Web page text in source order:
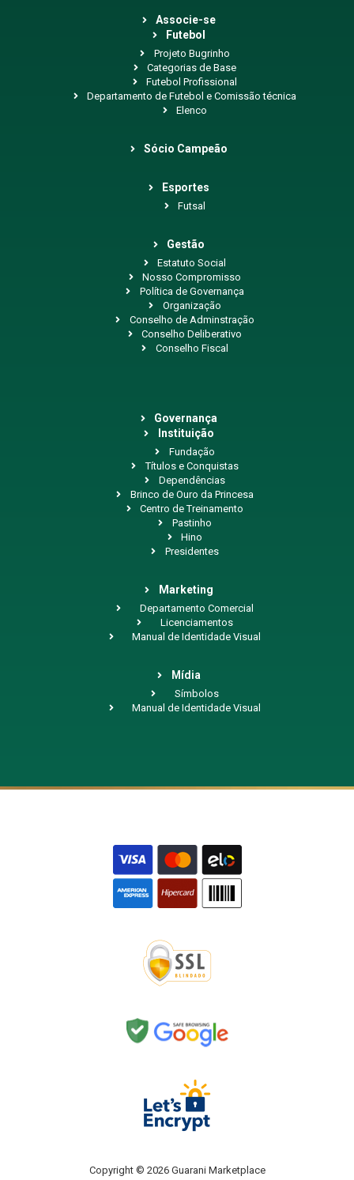
Associe-se
Futebol
Projeto Bugrinho
Categorias de Base
Futebol Profissional
Departamento de Futebol e Comissão técnica
Elenco
Sócio Campeão
Esportes
Futsal
Gestão
Estatuto Social
Nosso Compromisso
Política de Governança
Organização
Conselho de Adminstração
Conselho Deliberativo
Conselho Fiscal
Governança
Instituição
Fundação
Títulos e Conquistas
Dependências
Brinco de Ouro da Princesa
Centro de Treinamento
Pastinho
Hino
Presidentes
Marketing
Departamento Comercial
Licenciamentos
Manual de Identidade Visual
Mídia
Símbolos
Manual de Identidade Visual
Copyright © 2026 Guarani Marketplace